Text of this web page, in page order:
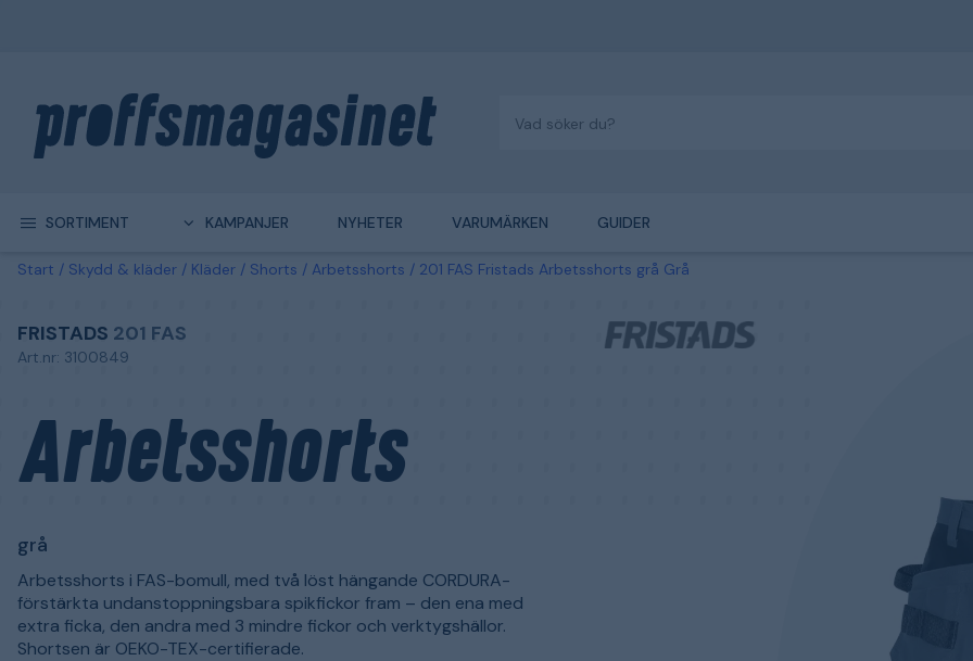
SORTIMENT KAMPANJER NYHETER VARUMÄRKEN GUIDER
Start Skydd & kläder Kläder Shorts Arbetsshorts 201 FAS Fristads Arbetsshorts grå Grå
FRISTADS 201 FAS
Art.nr: 3100849
Arbetsshorts
grå
Arbetsshorts i FAS-bomull, med två löst hängande CORDURA-
förstärkta undanstoppningsbara spikfickor fram – den ena med
extra ficka, den andra med 3 mindre fickor och verktygshällor.
Shortsen är OEKO-TEX-certifierade.